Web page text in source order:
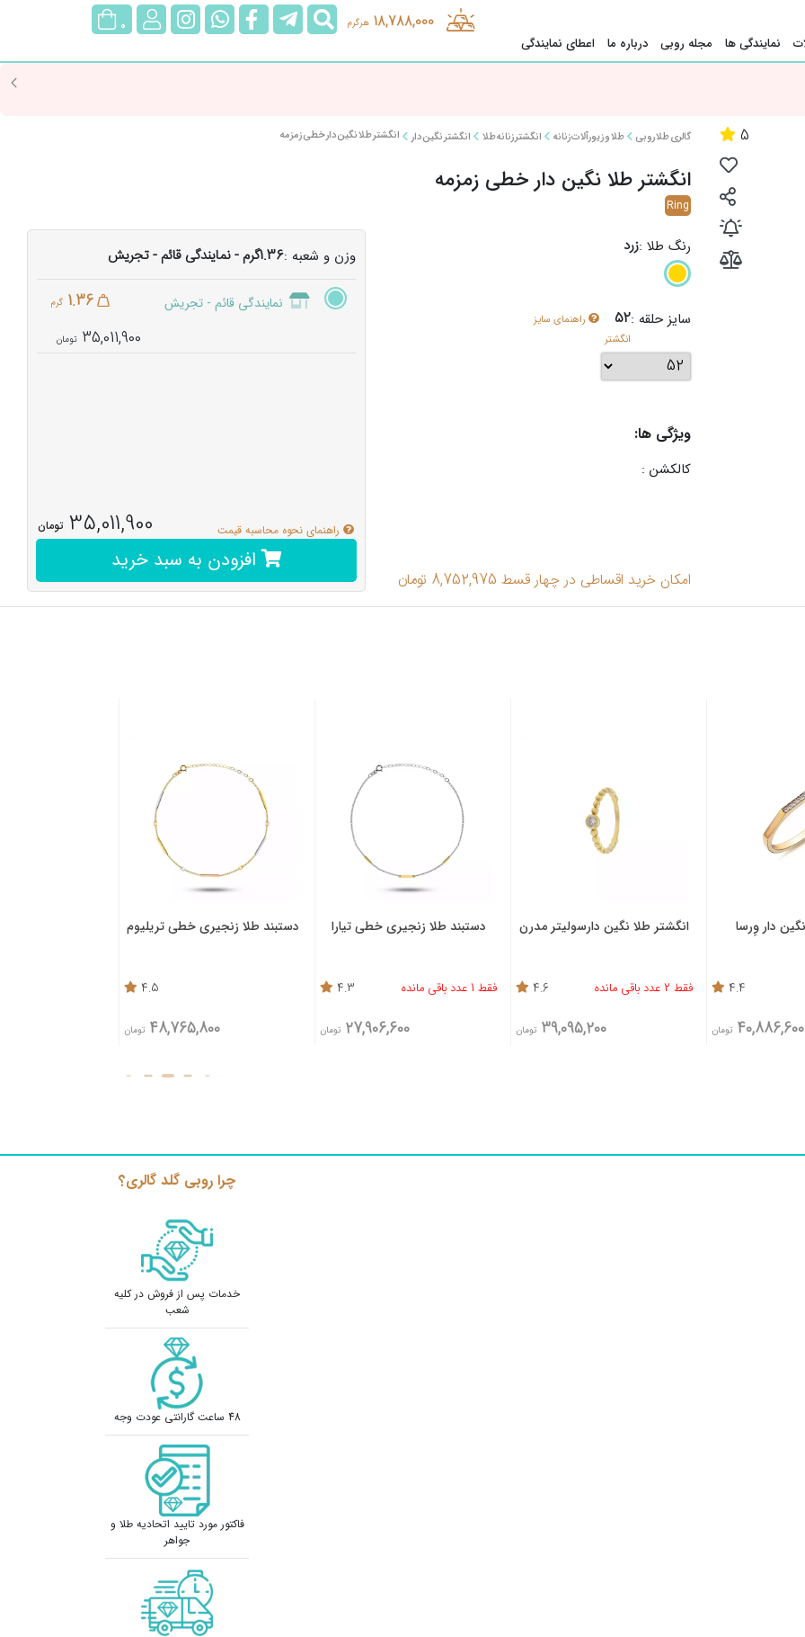
0
ورود/
@rubygoldgallery
rubygoldgallery
rubygoldgallerybotجستجو 18,788,000 هرگرم
نمایندگی ها مجله روبی درباره ما اعطای نمایندگی
5 گالری طلا روبی طلا و زیورآلات زنانه انگشتر زنانه طلا انگشتر نگین دار انگشتر طلا نگین دار خطی زمزمه
انگشتر طلا نگین دار خطی زمزمه
Ring
رنگ طلا :زرد
سایز حلقه :52
راهنمای سایز
انگشتر
ویژگی ها:
کالکشن :
امکان خرید اقساطی در چهار قسط 8,752,975 تومان
وزن و شعبه :1.36گرم - نمایندگی قائم - تجریش
نمایندگی قائم - تجریش 1.36 گرم
35,011,900
35,011,900 تومان راهنمای نحوه محاسبه قیمت
افزودن به سبد خرید
دار وِرسا
4.4
40,886,600 تومان
انگشتر طلا نگین دارسولیتر مدرن
فقط 2 عدد باقی مانده 4.6
39,095,200 تومان
دستبند طلا زنجیری خطی تیارا
فقط 1 عدد باقی مانده 4.3
27,906,600 تومان
دستبند طلا زنجیری خطی تریلیوم
4.5
48,765,800 تومان
چرا روبی گلد گالری؟
خدمات پس از فروش در کلیه
شعب
48 ساعت گارانتی عودت وجه
فاکتور مورد تایید اتحادیه طلا و
جواهر